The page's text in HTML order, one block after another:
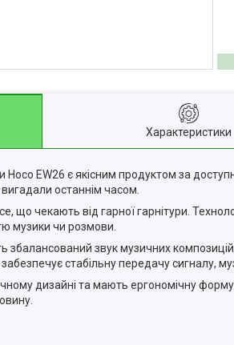
Характеристики
Hoco EW26 є якісним продуктом за
останнім часом.
що чекають від гарної гарнітури.
музики чи розмови.
збалансований звук музичних
забезпечує стабільну передачу сигналу,
дизайні та мають ергономічну